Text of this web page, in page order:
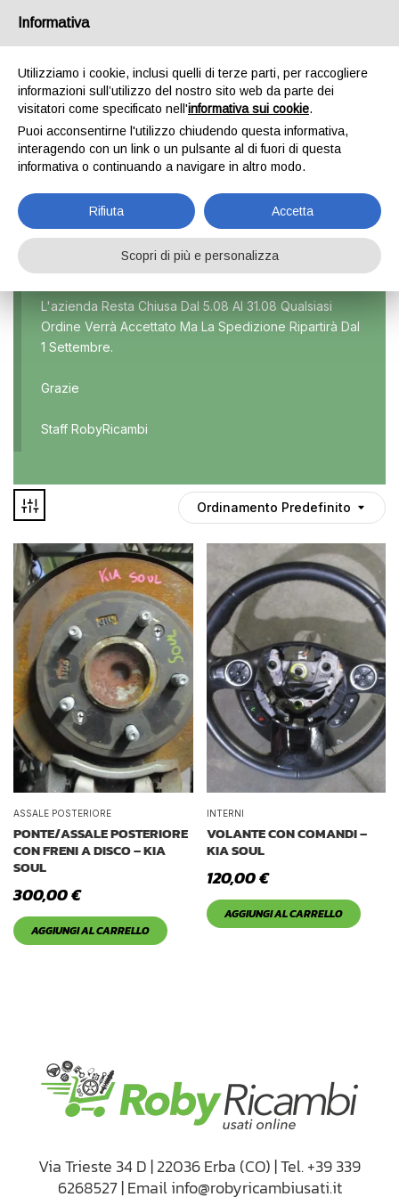
SOUL 2 SERIE
Home Prodotto Modello Soul 2 serie
Marca
Modello
Auto usate
Culla
Interni
Maniglie
Noleggio
Parti meccaniche
Ponte
Spray
Deghiacciante
Disponibile
In offerta
L'azienda Resta Chiusa Dal 5.08 Al 31.08 Qualsiasi
Ordine Verrà Accettato Ma La Spedizione Ripartirà Dal
1 Settembre.
Grazie
Staff RobyRicambi
Ordinamento Predefinito
ASSALE POSTERIORE
PONTE/ASSALE POSTERIORE
CON FRENI A DISCO – KIA
SOUL
300,00€
AGGIUNGI AL CARRELLO
INTERNI
VOLANTE CON COMANDI –
KIA SOUL
120,00€
AGGIUNGI AL CARRELLO
Via Trieste 34 D | 22036 Erba (CO) | Tel. +39 339
6268527 | Email info@robyricambiusati.it
Informativa
Utilizziamo i cookie, inclusi quelli di terze parti, per raccogliere
informazioni sull’utilizzo del nostro sito web da parte dei
visitatori come specificato nell'informativa sui cookie.
Puoi acconsentirne l'utilizzo chiudendo questa informativa,
interagendo con un link o un pulsante al di fuori di questa
informativa o continuando a navigare in altro modo.
Rifiuta Accetta
Scopri di più e personalizza